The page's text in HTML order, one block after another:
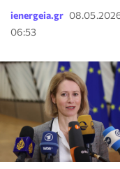
ienergeia.gr
06:53